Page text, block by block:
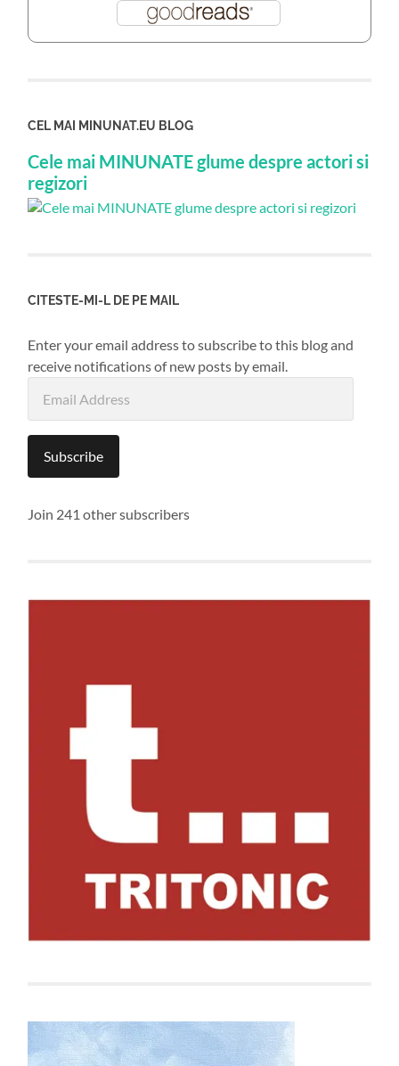
CEL MAI MINUNAT.EU BLOG
Cele mai MINUNATE glume despre actori si
regizori
CITESTE-MI-L DE PE MAIL
Enter your email address to subscribe to this blog and
receive notifications of new posts by email.
Address
Subscribe
Join 241 other subscribers